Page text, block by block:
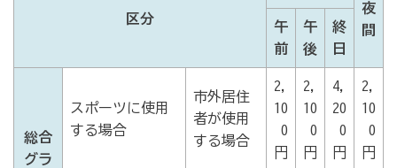
区分
夜
間
午
前
午
後
終
日
総合
グラ
スポーツに使用
する場合
市外居住
者が使用
する場合
2,
10
0
円
2,
10
0
円
4,
20
0
円
2,
10
0
円